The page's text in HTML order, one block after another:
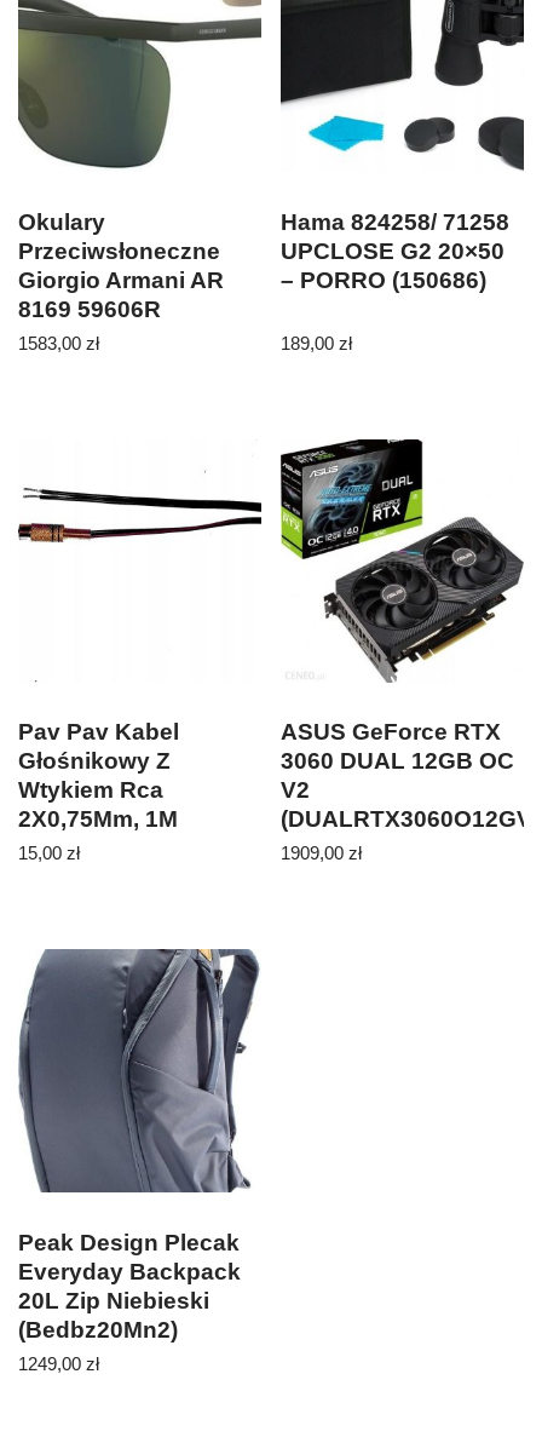
Okulary
Przeciwsłoneczne
Giorgio Armani AR
8169 59606R
1583,00 zł
Hama 824258/ 71258
UPCLOSE G2 20×50
– PORRO (150686)
189,00zł
Pav Pav Kabel
Głośnikowy Z
Wtykiem Rca
2X0,75Mm, 1M
(38059)
15,00 zł
ASUS GeForce RTX
3060 DUAL 12GB OC
V2
1909,00zł
Peak Design Plecak
Everyday Backpack
20L Zip Niebieski
(Bedbz20Mn2)
1249,00 zł